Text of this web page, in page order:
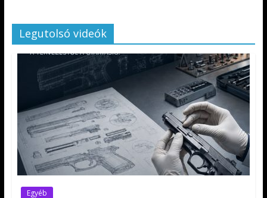
Legutolsó videók
Egyéb